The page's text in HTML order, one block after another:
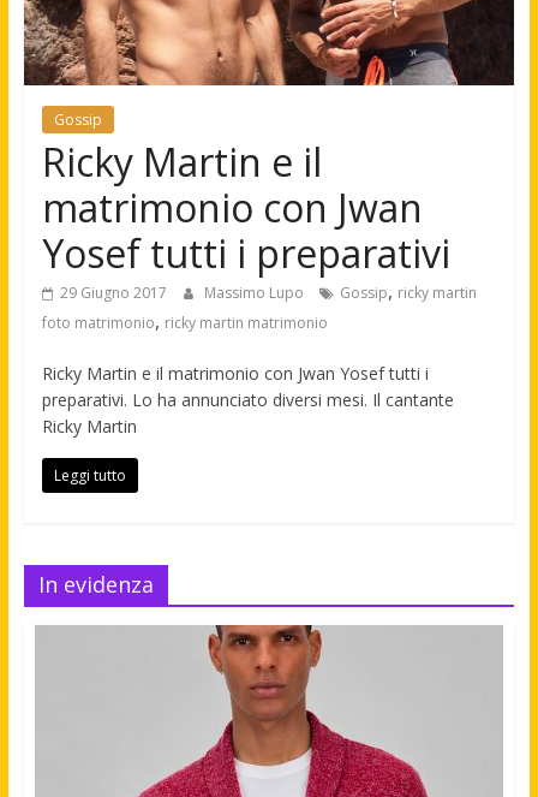
Gossip
Ricky Martin e il
matrimonio con Jwan
Yosef tutti i preparativi
29 Giugno 2017 Massimo Lupo Gossip, ricky martin
foto matrimonio, ricky martin matrimonio
Ricky Martin e il matrimonio con Jwan Yosef tutti i
preparativi. Lo ha annunciato diversi mesi. Il cantante
Ricky Martin
Leggi tutto
In evidenza